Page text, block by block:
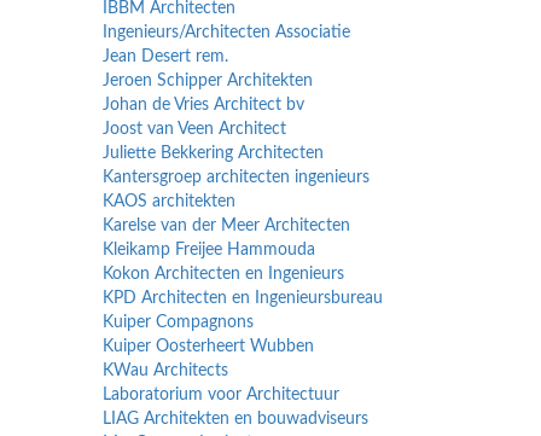
IBBM Architecten
Ingenieurs/Architecten Associatie
Jean Desert rem.
Jeroen Schipper Architekten
Johan de Vries Architect bv
Joost van Veen Architect
Juliette Bekkering Architecten
Kantersgroep architecten ingenieurs
KAOS architekten
Karelse van der Meer Architecten
Kleikamp Freijee Hammouda
Kokon Architecten en Ingenieurs
KPD Architecten en Ingenieursbureau
Kuiper Compagnons
Kuiper Oosterheert Wubben
KWau Architects
Laboratorium voor Architectuur
LIAG Architekten en bouwadviseurs